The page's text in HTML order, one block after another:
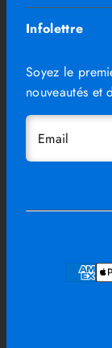
Infolettre
Soyez le
nouveautés et
Email
Facebook
Instagram